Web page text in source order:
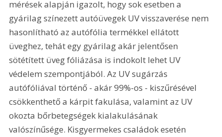
mérések alapján igazolt, hogy sok esetben a
gyárilag színezett autóüvegek UV visszaverése nem
hasonlítható az autófólia termékkel ellátott
üveghez, tehát egy gyárilag akár jelentősen
sötétített üveg fóliázása is indokolt lehet UV
védelem szempontjából. Az UV sugárzás
autófóliával történő - akár 99%-os - kiszűrésével
csökkenthető a kárpit fakulása, valamint az UV
okozta bőrbetegségek kialakulásának
valószínűsége. Kisgyermekes családok esetén